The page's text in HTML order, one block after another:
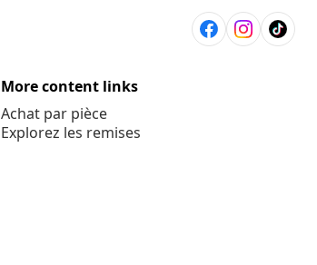
More content links
Achat par pièce
Explorez les remises